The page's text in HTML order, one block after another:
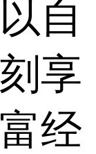
自
享
经